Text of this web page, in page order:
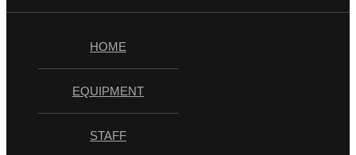
HOME
EQUIPMENT
STAFF